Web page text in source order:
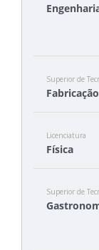
Superior de
Licenciatura
Física
Superior de